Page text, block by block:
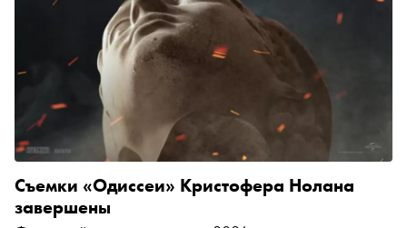
Съемки «Одиссеи» Кристофера Нолана
завершены